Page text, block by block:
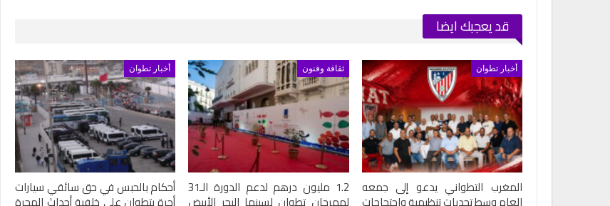
قد يعجبك ايضا
أخبار تطوان
المغرب التطواني يدعو إلى جمعه
العام وسط تحديات تنظيمية واحتجاجات
ثقافة وفنون
1.2 مليون درهم لدعم الدورة الـ31
لمهرجان تطوان لسينما البحر الأبيض
أخبار تطوان
أحكام بالحبس في حق سائقي سيارات
أجرة بتطوان على خلفية أحداث الهجرة
المغرب التطواني يدعو إلى جمعه العام وسط
تحديات تنظيمية…
بعد ليلة في العراء.. آلاف المهاجرين يغادرون
سبتة عائدين إلى…
يوليو 31, 2026
الملك محمد السادس يترأس حفل الولاء
بالقصر الملكي بتطوان…
يوليو 31, 2026
73 ألف مهاجر غادروا سبتة إلى المغرب وعدد